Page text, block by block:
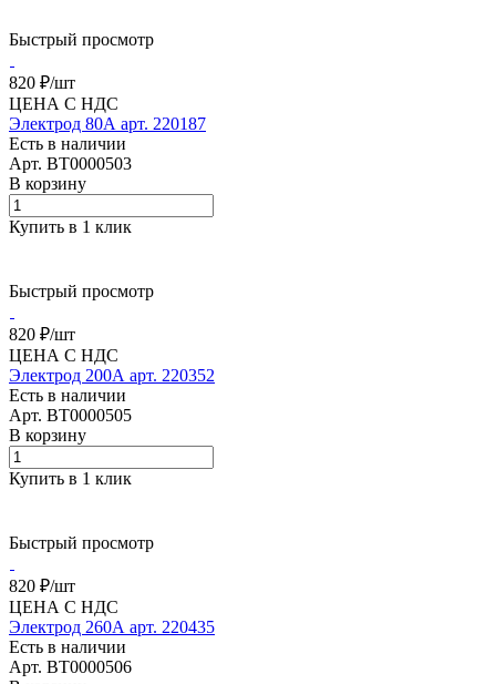
Быстрый просмотр
820 ₽/шт
ЦЕНА С НДС
Электрод 80А арт. 220187
Есть в наличии
Арт. BT0000503
В корзину
Купить в 1 клик
Быстрый просмотр
820 ₽/шт
ЦЕНА С НДС
Электрод 200А арт. 220352
Есть в наличии
Арт. BT0000505
В корзину
Купить в 1 клик
Быстрый просмотр
820 ₽/шт
ЦЕНА С НДС
Электрод 260А арт. 220435
Есть в наличии
Арт. BT0000506